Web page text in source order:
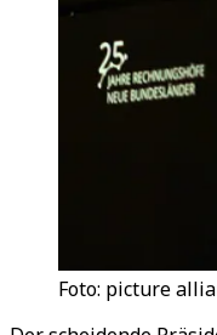
Foto: picture